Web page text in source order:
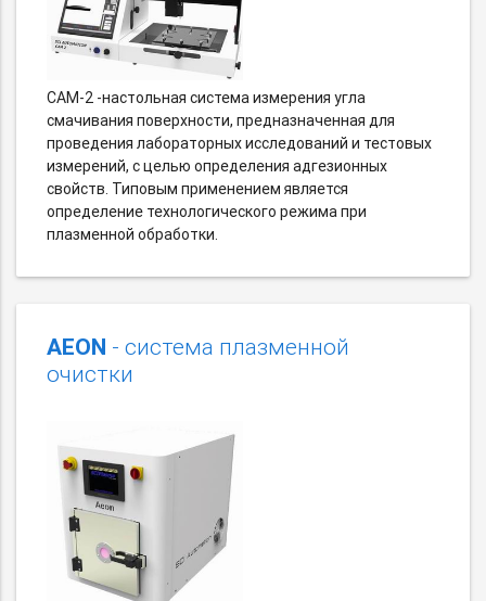
CAM-2 -настольная система измерения угла
смачивания поверхности, предназначенная для
проведения лабораторных исследований и тестовых
измерений, с целью определения адгезионных
свойств. Типовым применением является
определение технологического режима при
плазменной обработки.
AEON - система плазменной
очистки